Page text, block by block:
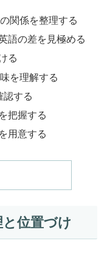
関係を整理する
語の差を見極める
る
を理解する
認する
把握する
用意する
位置づけ